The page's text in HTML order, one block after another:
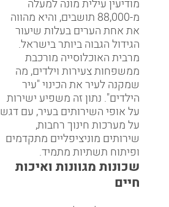
מודיעין עילית מונה למעלה
מ-88,000 תושבים, והיא מהווה
את אחת הערים בעלות שיעור
הגידול הגבוה ביותר בישראל.
מרבית האוכלוסייה מורכבת
ממשפחות צעירות וילדים, מה
שמקנה לעיר את הכינוי "עיר
הילדים". נתון זה משפיע ישירות
על אופי השירותים בעיר, עם דגש
על מערכות חינוך רחבות,
שירותים מוניציפליים מתקדמים
ופיתוח תשתיות מתמיד.
שכונות מגוונות ואיכות
חיים